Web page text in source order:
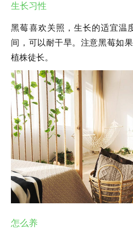
生长习性
黑莓喜欢关照，生长的适宜
间，可以耐干旱。注意黑莓如
植株徒长。
怎么养